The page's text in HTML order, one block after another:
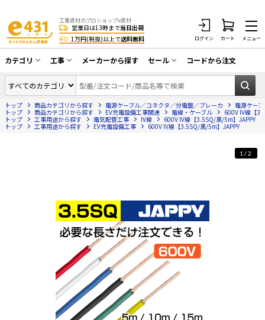
工事資材のプロショップe資材 CATV・アンテナ・防犯・光・LAN・電気・空調工事など
営業日は13時まで当日出荷
¥0 1万円(税抜)以上で送料無料 ログイン カート メニュー
カテゴリ
同軸ケーブル／テレビ用接栓／関連工具
アンテナ・取付金具・ブースター／CATV
部材類
配線補助具（モール・結束バンド・テー
光ファイバー・融着接続機関連
LANケーブル・コネクタ・関連資材/機器
ネットワーク機器
エアコン・換気扇・空調資材
太陽光発電ケーブル・コネクタ・関連資
工事
CATV・アンテナ工事
光工事・FTTH工事
エアコン・換気扇工事
電気配管工事
EV充電設備工事
照明設置工事
太陽光発電工事
ホテル・病院向け
メーカーから探す セール
在庫一掃セール
コードから注文
トップ 商品カテゴリから探す 電源ケーブル／コネクタ／分電盤／ブレーカ
電源ケー
トップ
商品カテゴリから探す EV充電設備工事関連 電線・ケーブル
600V IV線【
トップ
工事用途から探す 電気配管工事 IV線
600V IV線【3.5SQ/黒/5m】JAPPY
トップ
工事用途から探す EV充電設備工事 600V IV線【3.5SQ/黒/5m】JAPPY
1/2